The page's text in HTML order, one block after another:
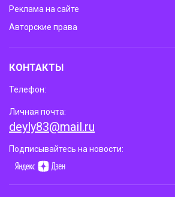
Реклама на сайте
Авторские права
КОНТАКТЫ
Телефон:
Личная почта:
deyly83@mail.ru
Подписывайтесь на новости: